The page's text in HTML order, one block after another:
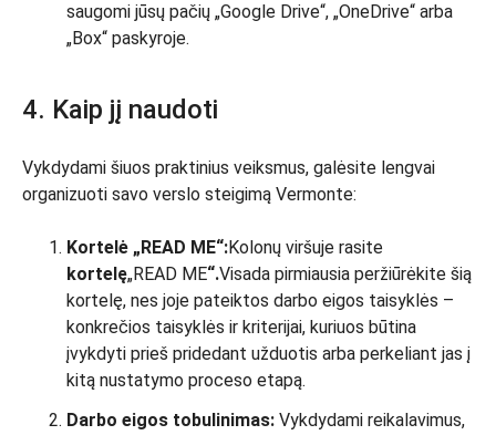
saugomi jūsų pačių „Google Drive“, „OneDrive“ arba
„Box“ paskyroje.
4. Kaip jį naudoti
Vykdydami šiuos praktinius veiksmus, galėsite lengvai
organizuoti savo verslo steigimą Vermonte:
Kortelė „READ ME“:Kolonų viršuje rasite
kortelę„READ ME“.Visada pirmiausia peržiūrėkite šią
kortelę, nes joje pateiktos darbo eigos taisyklės –
konkrečios taisyklės ir kriterijai, kuriuos būtina
įvykdyti prieš pridedant užduotis arba perkeliant jas į
kitą nustatymo proceso etapą.
Darbo eigos tobulinimas: Vykdydami reikalavimus,